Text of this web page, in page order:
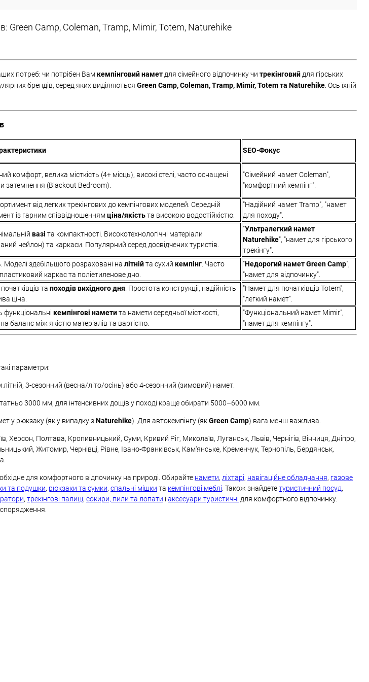
Green Camp, Coleman, Tramp, Mimir, Totem, Naturehike
потреб: чи потрібен Вамкемпінговий наметдля сімейного відпочинку чи трекінговийдля гірських
брендів, серед яких виділяються Green Camp, Coleman, Tramp, Mimir, Totem та Naturehike. Ось їхній
SEO-Фокус
комфорт, велика місткість (4+ місць), високі стелі, часто оснащені
затемнення (Blackout Bedroom).
"Сімейний намет Coleman",
"комфортний кемпінг".
від легких трекінгових до кемпінгових моделей. Середній
із гарним співвідношеннямціна/якістьта високою водостійкістю.
"Надійний намет Tramp", "намет
для походу".
вазі та компактності. Високотехнологічні матеріали
нейлон) та каркаси. Популярний серед досвідчених туристів.
"Ультралегкий намет
Naturehike", "намет для гірського
трекінгу".
Моделі здебільшого розраховані на літнійта сухий кемпінг. Часто
каркас та поліетиленове дно.
"Недорогий намет Green Camp",
"намет для відпочинку".
та походів вихідного дня. Простота конструкції, надійність
ціна.
"Намет для початківців Totem",
"легкий намет".
кемпінгові наметита намети середньої місткості,
баланс між якістю матеріалів та вартістю.
"Функціональний намет Mimir",
"намет для кемпінгу".
параметри:
літній, 3-сезонний (весна/літо/осінь) або 4-сезонний (зимовий) намет.
3000 мм, для інтенсивних дощів у поході краще обирати 5000–6000 мм.
у рюкзаку (як у випадку зNaturehike). Для автокемпінгу (якGreen Camp) вага менш важлива.
Херсон, Полтава, Кропивницький, Суми, Кривий Ріг, Миколаїв, Луганськ, Львів, Чернігів, Вінниця, Дніпро,
Житомир, Чернівці, Рівне, Івано-Франківськ, Кам'янське, Кременчук, Тернопіль, Бердянськ,
для комфортного відпочинку на природі. Обирайте намети, ліхтарі, навігаційне обладнання, газове
та подушки, рюкзаки та сумки, спальні мішки та кемпінгові меблі. Також знайдететуристичний посуд,
, трекінгові палиці, сокири, пили та лопати і аксесуари туристичні для комфортного відпочинку.
спорядження.